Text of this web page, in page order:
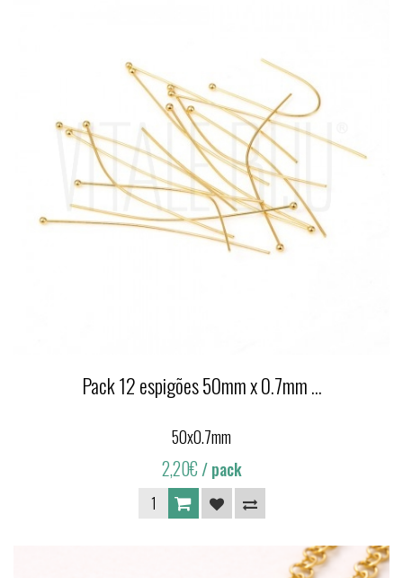
Pack 12 espigões 50mm x 0.7mm ...
50x0.7mm
2,20€/ pack